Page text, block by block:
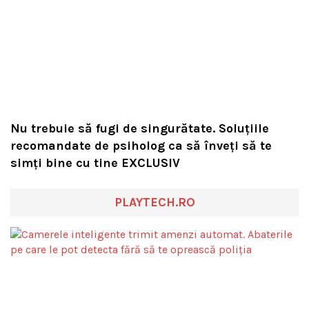
Nu trebuie să fugi de singurătate. Soluțiile
recomandate de psiholog ca să înveți să te
simți bine cu tine EXCLUSIV
PLAYTECH.RO